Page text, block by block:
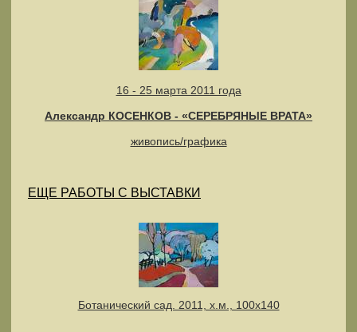
16 - 25 марта 2011 года
Александр КОСЕНКОВ - «СЕРЕБРЯНЫЕ ВРАТА»
живопись/графика
ЕЩЕ РАБОТЫ С ВЫСТАВКИ
Ботанический сад. 2011, х.м., 100х140